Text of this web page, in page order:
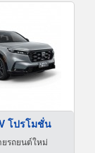
โปรโมชั่น
รถยนต์ใหม่